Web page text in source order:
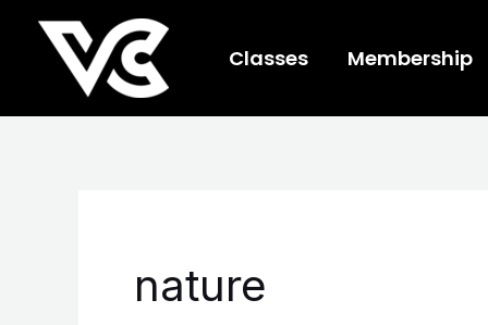
Classes Membership
nature